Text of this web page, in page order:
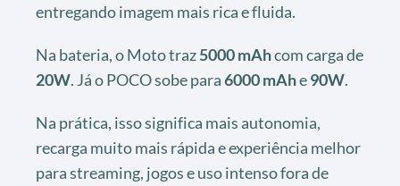
entregando imagem mais rica e fluida.
Na bateria, o Moto traz5000 mAhcom carga de
20W. Já o POCO sobe para6000 mAhe90W.
Na prática, isso significa mais autonomia,
recarga muito mais rápida e experiência melhor
para streaming, jogos e uso intenso fora de